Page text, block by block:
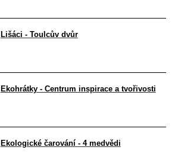
Lišáci - Toulcův dvůr
Ekohrátky - Centrum inspirace a tvořivosti
Ekologické čarování - 4 medvědi